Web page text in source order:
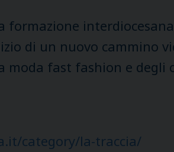
di un nuovo cammino
moda fast fashion e
category/la-traccia/